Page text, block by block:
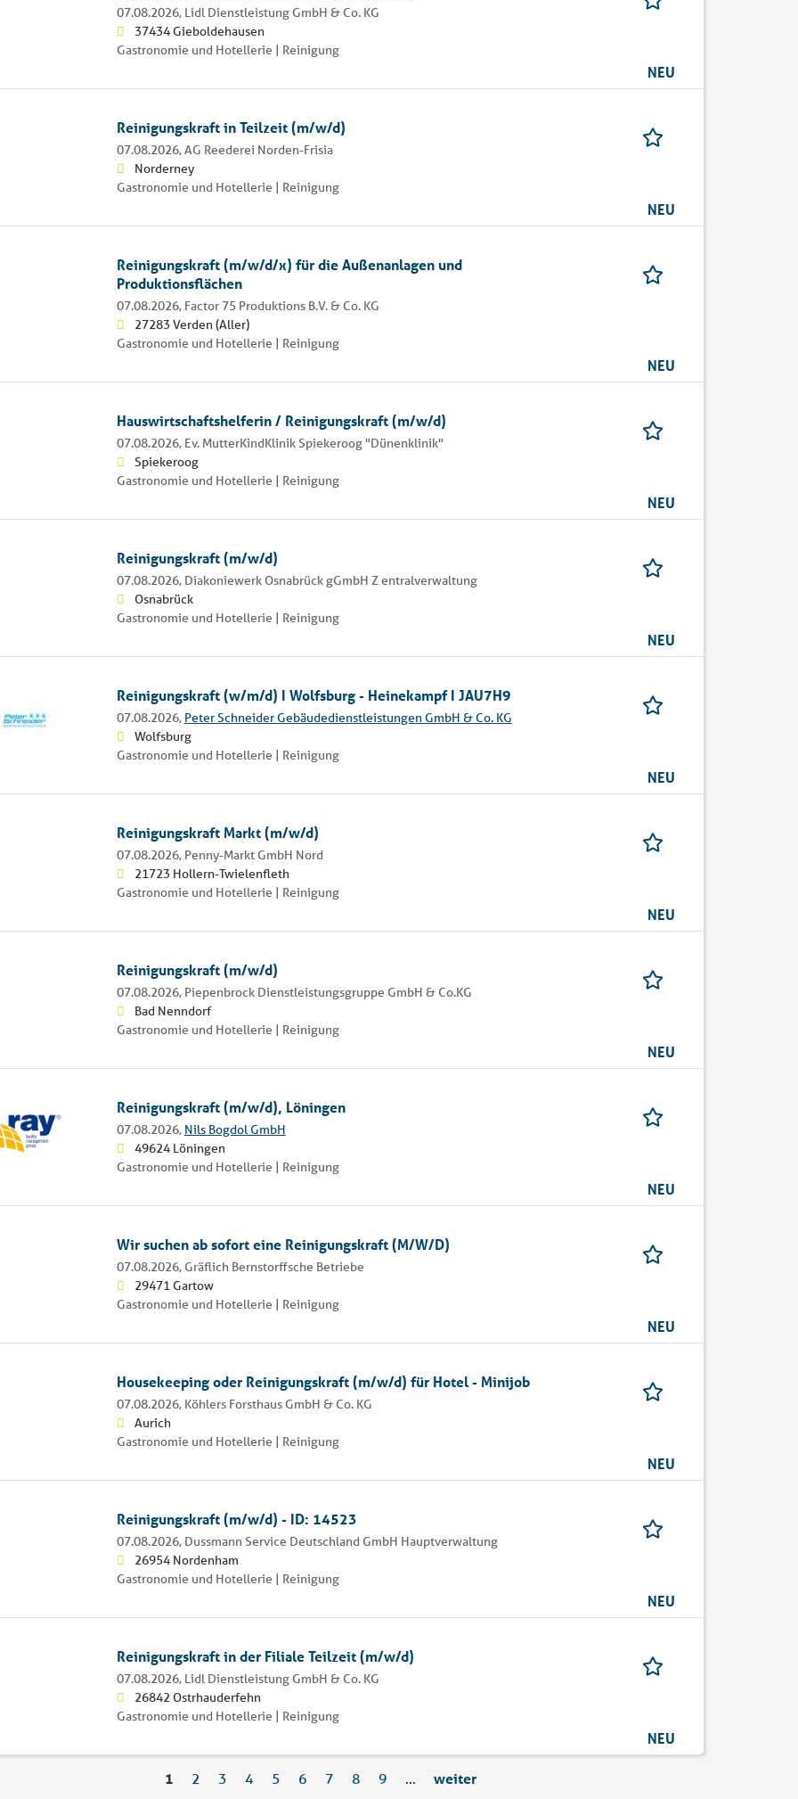
07.08.2026, Lidl Dienstleistung GmbH & Co. KG
37434 Gieboldehausen
Gastronomie und Hotellerie | Reinigung
NEU
Reinigungskraft in Teilzeit (m/w/d)
07.08.2026,AG Reederei Norden-Frisia
Norderney
Gastronomie und Hotellerie | Reinigung
NEU
Reinigungskraft (m/w/d/x) für die Außenanlagen und
Produktionsflächen
07.08.2026, Factor 75 Produktions B.V. & Co. KG
27283 Verden (Aller)
Gastronomie und Hotellerie | Reinigung
NEU
Hauswirtschaftshelferin / Reinigungskraft (m/w/d)
07.08.2026, Ev. MutterKindKlinik Spiekeroog "Dünenklinik"
Spiekeroog
Gastronomie und Hotellerie | Reinigung
NEU
Reinigungskraft (m/w/d)
07.08.2026, Diakoniewerk Osnabrück gGmbH Z entralverwaltung
Osnabrück
Gastronomie und Hotellerie | Reinigung
NEU
Reinigungskraft (w/m/d) I Wolfsburg - Heinekampf I JAU7H9
07.08.2026, Peter Schneider Gebäudedienstleistungen GmbH & Co. KG
Wolfsburg
Gastronomie und Hotellerie | Reinigung
NEU
Reinigungskraft Markt (m/w/d)
07.08.2026, Penny-Markt GmbH Nord
21723 Hollern-Twielenfleth
Gastronomie und Hotellerie | Reinigung
NEU
Reinigungskraft (m/w/d)
07.08.2026, Piepenbrock Dienstleistungsgruppe GmbH & Co.KG
Bad Nenndorf
Gastronomie und Hotellerie | Reinigung
NEU
Reinigungskraft (m/w/d), Löningen
07.08.2026, Nils Bogdol GmbH
49624 Löningen
Gastronomie und Hotellerie | Reinigung
NEU
Wir suchen ab sofort eine Reinigungskraft (M/W/D)
07.08.2026, Gräflich Bernstorffsche Betriebe
29471 Gartow
Gastronomie und Hotellerie | Reinigung
NEU
Housekeeping oder Reinigungskraft (m/w/d) für Hotel - Minijob
07.08.2026, Köhlers Forsthaus GmbH & Co. KG
Aurich
Gastronomie und Hotellerie | Reinigung
NEU
Reinigungskraft (m/w/d) - ID: 14523
07.08.2026, Dussmann Service Deutschland GmbH Hauptverwaltung
26954 Nordenham
Gastronomie und Hotellerie | Reinigung
NEU
Reinigungskraft in der Filiale Teilzeit (m/w/d)
07.08.2026, Lidl Dienstleistung GmbH & Co. KG
26842 Ostrhauderfehn
Gastronomie und Hotellerie | Reinigung
NEU
1 2 3 4 5 6 7 8 9 … weiter